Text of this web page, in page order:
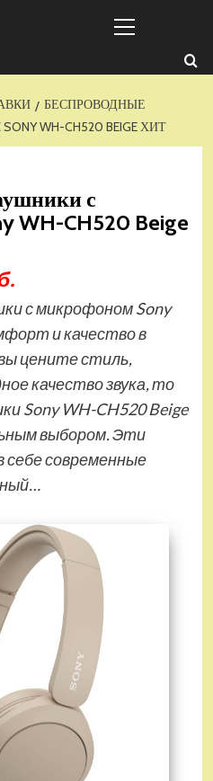
меню
БЕСПРОВОДНЫЕ
WH-CH520 BEIGE ХИТ
с
WH-CH520 Beige
с микрофоном Sony
и качество в
цените стиль,
качество звука, то
Sony WH-CH520 Beige
выбором. Эти
современные